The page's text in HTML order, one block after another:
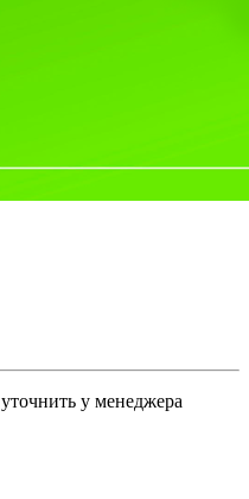
уточнить у менеджера